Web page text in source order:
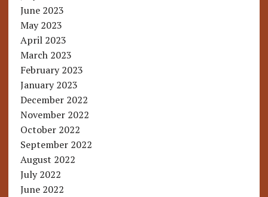
June 2023
May 2023
April 2023
March 2023
February 2023
January 2023
December 2022
November 2022
October 2022
September 2022
August 2022
July 2022
June 2022